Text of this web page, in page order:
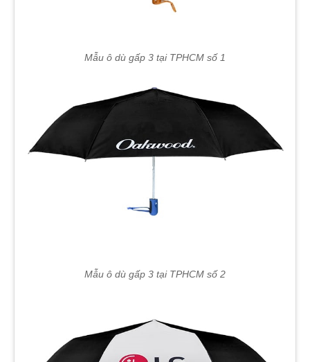
Mẫu ô dù gấp 3 tại TPHCM số 1
Mẫu ô dù gấp 3 tại TPHCM số 2